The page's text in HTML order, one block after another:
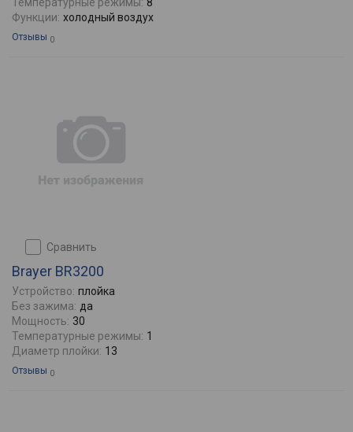
Функции: холодный воздух
Отзывы 0
сравнить
Brayer BR3200
Устройство: плойка
Без зажима: да
Мощность: 30
Температурные режимы: 1
Диаметр плойки: 13
Отзывы 0